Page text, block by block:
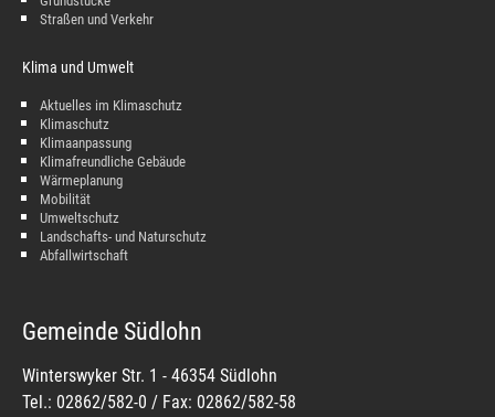
Straßen und Verkehr
Klima und Umwelt
Aktuelles im Klimaschutz
Klimaschutz
Klimaanpassung
Klimafreundliche Gebäude
Wärmeplanung
Mobilität
Umweltschutz
Landschafts- und Naturschutz
Abfallwirtschaft
Gemeinde Südlohn
Winterswyker Str. 1 - 46354 Südlohn
Tel.: 02862/582-0 / Fax: 02862/582-58